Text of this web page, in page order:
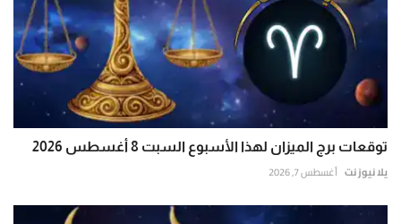
توقعات برج الميزان لهذا الأسبوع السبت 8 أغسطس 2026
يلا نيوز نت أغسطس 7, 2026